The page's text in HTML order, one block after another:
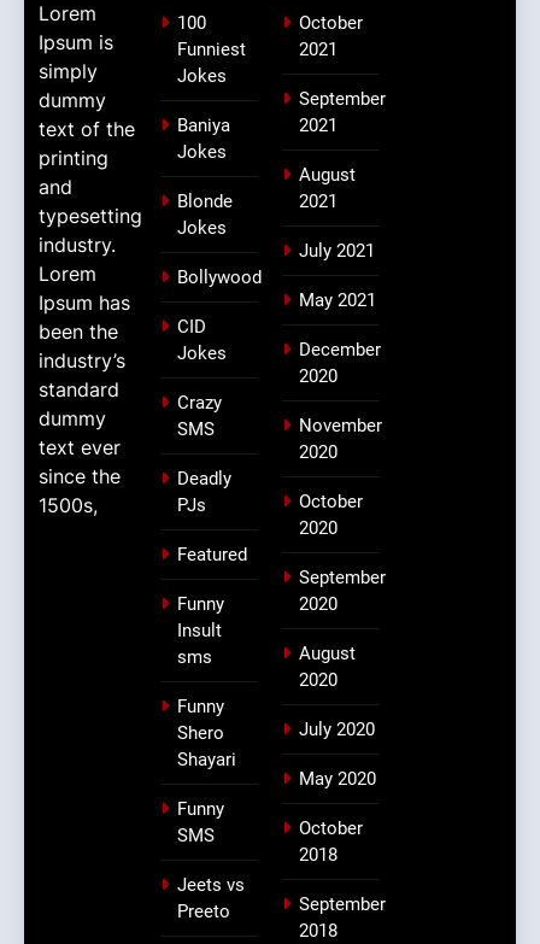
Lorem
Ipsum is
simply
dummy
text of the
printing
and
typesetting
industry.
Lorem
Ipsum has
been the
industry’s
standard
dummy
text ever
since the
1500s,
100
Funniest
Jokes
Baniya
Jokes
Blonde
Jokes
Bollywood
CID
Jokes
Crazy
SMS
Deadly
PJs
Featured
Funny
Insult
sms
Funny
Shero
Shayari
Funny
SMS
Jeets vs
Preeto
October
2021
September
2021
August
2021
July 2021
May 2021
December
2020
November
2020
October
2020
September
2020
August
2020
July 2020
May 2020
October
2018
September
2018